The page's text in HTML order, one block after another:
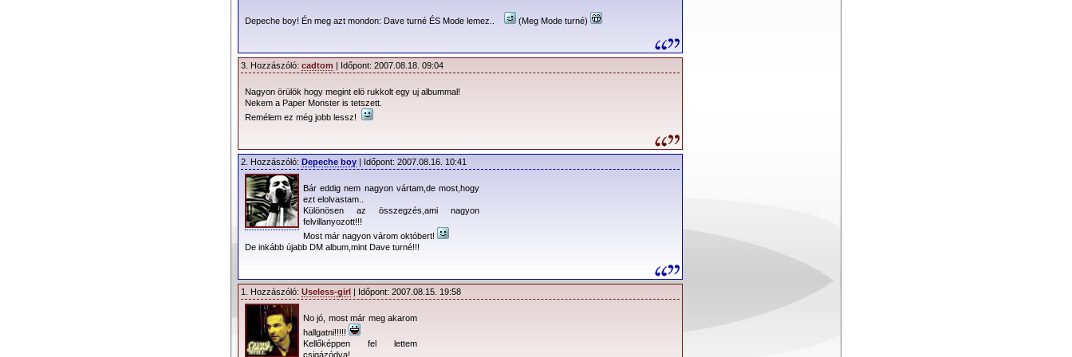
és valóban nem félünk semmitől, begyógyulnak a sebek a lelkünkön. Waiting For The
Mintha valami folyamatosan visszafelé akarná rángatni azEndlesscímű dalt,
aztán egy csillogó zongorahanggal lassan elkezd építkezni a track.„Your body is
endless” állítja Dave, miközben az album egyik legjobb számát prezentálja.
A Little Lie
megint egy emelkedett hangulatú, bölcselkedő szám, hirtelen
A záró-felvétel (Down) is méltóságteljes, lassan hömpölygő track, bár, nem ér
nyomába a nyitány drámaiságának, mégis méltó befejezése a lemeznek.
Összességében elmondható, hogy azok a Depeche Mode rajongók, akik az előző
Dave Gahan szóló-album hallatán esetleg fanyalogtak, és az anyazenekar stílusához
közelebb álló, elektronikusabb lemezt vártak, azok most nehezebben találnak fogást
ezen a korongon. Az Hourglass egy remek dark-elektro anyag, ami biztosan csillapítja
Talán, gyorsabban peregnek majd így a homokszemek az órában…
Depeche boy! Én meg azt mondon: Dave turné ÉS Mode lemez.. (Meg Mode turné)
3. Hozzászóló: cadtom | Időpont: 2007.08.18. 09:04
Nagyon örülök hogy megint elö rukkolt egy uj albummal!
Nekem a Paper Monster is tetszett.
Remélem ez még jobb lessz!
2. Hozzászóló: Depeche boy | Időpont: 2007.08.16. 10:41
Bár eddig nem nagyon vártam,de most,hogy
ezt elolvastam..
Különösen az összegzés,ami nagyon
felvillanyozott!!!
Most már nagyon várom októbert!
De inkább újabb DM album,mint Dave turné!!!
1. Hozzászóló: Useless-girl | Időpont: 2007.08.15. 19:58
No jó, most már meg akarom
hallgatni!!!!!
Kellőképpen fel lettem
csigázódva!